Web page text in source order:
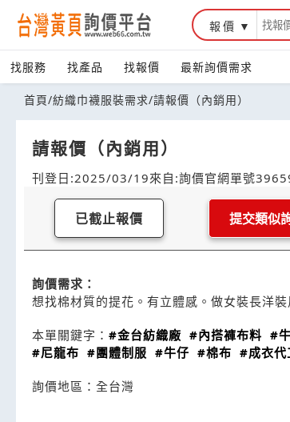
報價
找服務 找產品 找報價 最新詢價需求
首頁/紡織巾襪服裝需求/請報價（內銷用）
請報價（內銷用）
刊登日:2025/03/19來自:詢價官網單號
已截止報價 提交類似
詢價需求：
想找棉材質的提花。有立體感。做女裝長洋
本單關鍵字： #金台紡織廠 #內搭褲布料 #
#尼龍布 #團體制服 #牛仔 #棉布 #成衣代
詢價地區： 全台灣